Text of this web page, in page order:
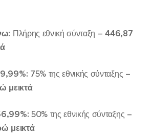
Πλήρης εθνική σύνταξη –446,87
75% της εθνικής σύνταξης –
μεικτά
50% της εθνικής σύνταξης –
μεικτά